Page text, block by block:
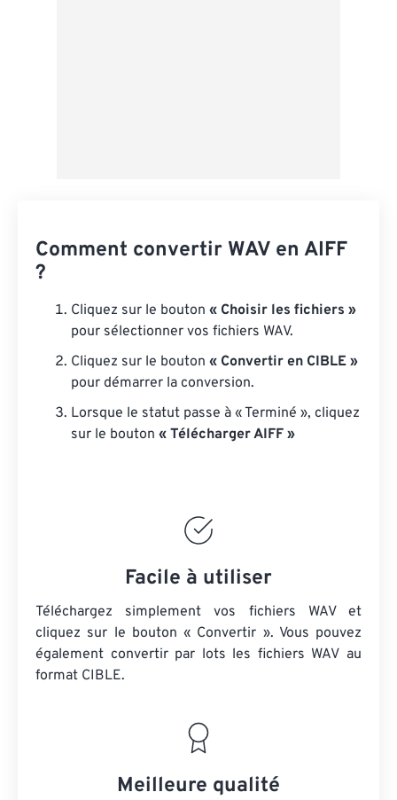
Comment convertir WAV en AIFF
?
Cliquez sur le bouton « Choisir les fichiers »
pour sélectionner vos fichiers WAV.
Cliquez sur le bouton « Convertir en CIBLE »
pour démarrer la conversion.
Lorsque le statut passe à « Terminé », cliquez
sur le bouton « Télécharger AIFF »
Facile à utiliser
Téléchargez simplement vos fichiers WAV et
cliquez sur le bouton « Convertir ». Vous pouvez
également convertir par lots les fichiers WAV au
format CIBLE.
Meilleure qualité